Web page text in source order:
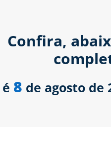
Confira,
8 de agosto de